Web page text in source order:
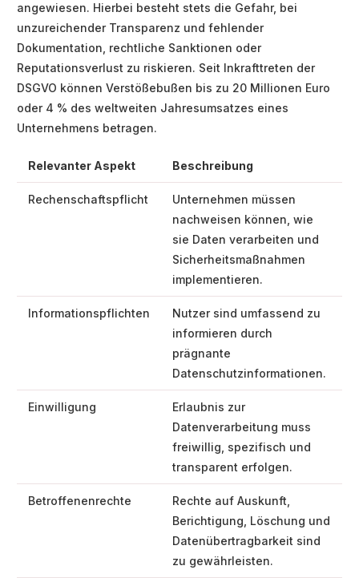
angewiesen. Hierbei besteht stets die Gefahr, bei
unzureichender Transparenz und fehlender
Dokumentation, rechtliche Sanktionen oder
Reputationsverlust zu riskieren. Seit Inkrafttreten der
DSGVO können Verstößebußen bis zu 20 Millionen Euro
oder 4 % des weltweiten Jahresumsatzes eines
Unternehmens betragen.
Relevanter Aspekt Beschreibung
Rechenschaftspflicht
Unternehmen müssen
nachweisen können, wie
sie Daten verarbeiten und
Sicherheitsmaßnahmen
implementieren.
Informationspflichten
Nutzer sind umfassend zu
informieren durch
prägnante
Datenschutzinformationen.
Einwilligung
Erlaubnis zur
Datenverarbeitung muss
freiwillig, spezifisch und
transparent erfolgen.
Betroffenenrechte
Rechte auf Auskunft,
Berichtigung, Löschung und
Datenübertragbarkeit sind
zu gewährleisten.